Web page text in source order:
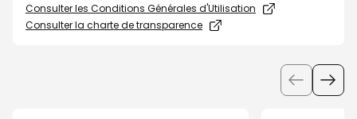
Consulter les Conditions Générales d'Utilisation
Consulter la charte de transparence